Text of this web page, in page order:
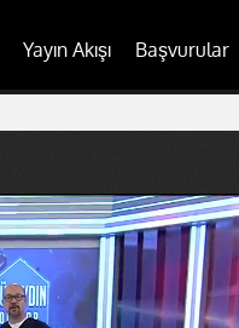
Yayın Akışı Başvurular